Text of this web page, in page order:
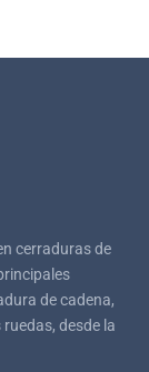
cerraduras de
de cadena,
desde la